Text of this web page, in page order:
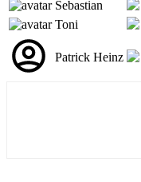
Sebastian
Toni
Patrick Heinz